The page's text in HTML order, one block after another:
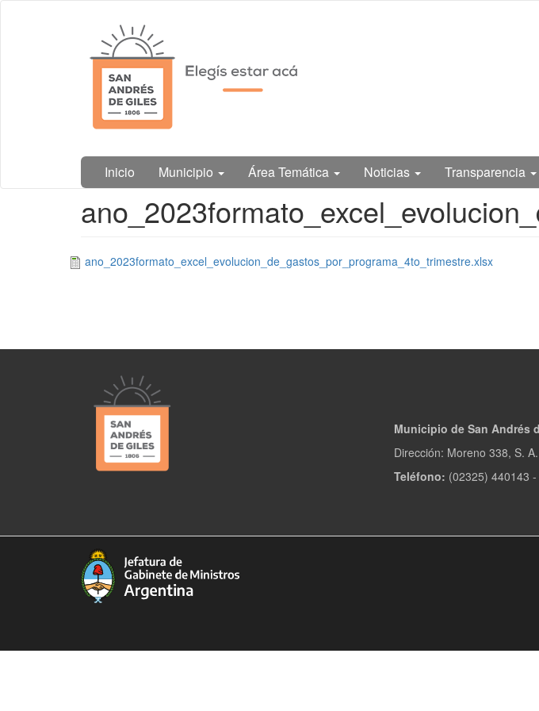
Municipalidad
de San
Andrés de
Giles
Inicio Municipio Área Temática Noticias Transparencia
Contenido
principal
ano_2023formato_excel_evolucion_de_gastos_por_programa_4to_trimestre.xlsx
Municipio de San Andrés
Dirección: Moreno 338, S.
Teléfono: (02325) 440143